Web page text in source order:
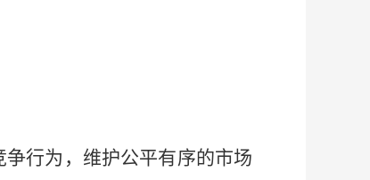
行为，维护公平有序的市场